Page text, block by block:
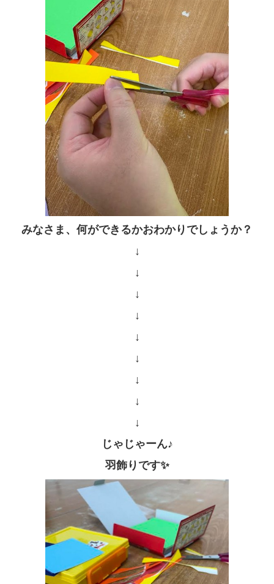
みなさま、何ができるかおわかりでしょうか？
↓
↓
↓
↓
↓
↓
↓
↓
↓
じゃじゃーん♪
羽飾りです✨